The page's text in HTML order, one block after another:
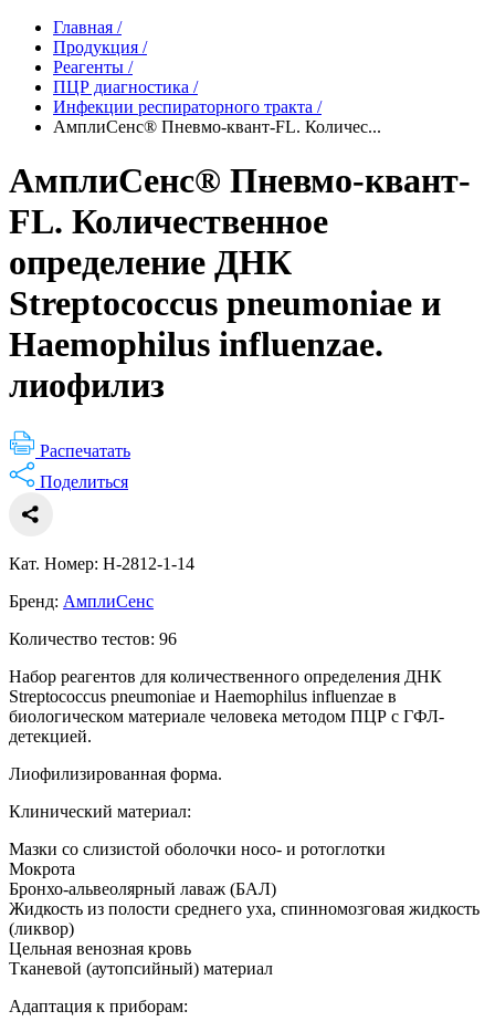
Главная /
Продукция /
Реагенты /
ПЦР диагностика /
Инфекции респираторного тракта /
АмплиСенс® Пневмо-квант-FL. Количес...
АмплиСенс® Пневмо-квант-
FL. Количественное
определение ДНК
Streptococcus pneumoniae и
Haemophilus influenzae.
лиофилиз
Распечатать
Поделиться
Кат. Номер: H-2812-1-14
Бренд: АмплиСенс
Количество тестов: 96
Набор реагентов для количественного определения ДНК
Streptococcus pneumoniae и Haemophilus influenzae в
биологическом материале человека методом ПЦР с ГФЛ-
детекцией.
Лиофилизированная форма.
Клинический материал:
Мазки со слизистой оболочки носо- и ротоглотки
Мокрота
Бронхо-альвеолярный лаваж (БАЛ)
Жидкость из полости среднего уха, спинномозговая жидкость
(ликвор)
Цельная венозная кровь
Тканевой (аутопсийный) материал
Адаптация к приборам: